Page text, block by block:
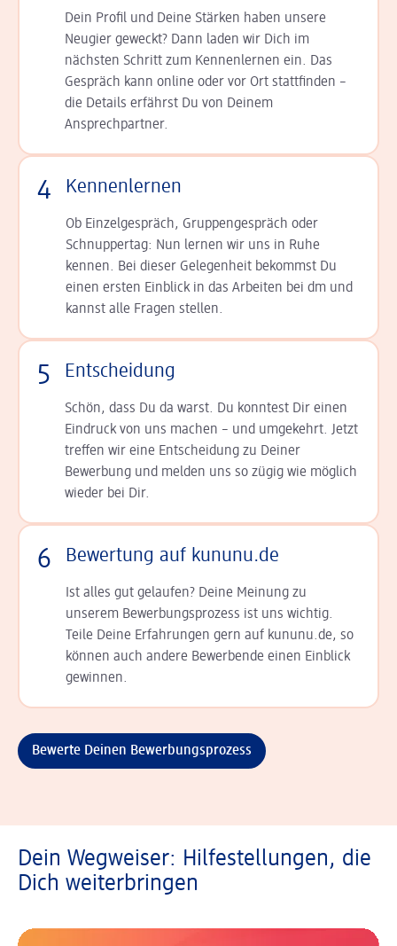
Dein Profil und Deine Stär­ken haben unsere
Neugier geweckt? Dann laden wir Dich im
nächsten Schritt zum Kennen­lernen ein. Das
Gespräch kann online oder vor Ort statt­finden –
die Details er­fährst Du von Deinem
Ansprechpartner.
4 Kennenlernen
Ob Einzelgespräch, Grup­pen­gespräch oder
Schnup­per­tag: Nun lernen wir uns in Ruhe
kennen. Bei dieser Gelegenheit bekommst Du
einen ersten Einblick in das Arbeiten bei dm und
kannst alle Fragen stellen.
5 Entscheidung
Schön, dass Du da warst. Du konntest Dir einen
Ein­druck von uns machen – und umgekehrt. Jetzt
tref­fen wir eine Entscheidung zu Deiner
Bewerbung und melden uns so zügig wie möglich
wieder bei Dir.
6 Bewertung auf kununu.de
Ist alles gut gelaufen? Deine Meinung zu
unserem Bewerbungsprozess ist uns wichtig.
Teile Deine Erfahrungen gern auf kununu.de, so
können auch andere Bewerbende einen Einblick
gewinnen.
Bewerte Deinen Bewerbungsprozess
Dein Wegweiser: Hilfestellungen, die
Dich weiterbringen